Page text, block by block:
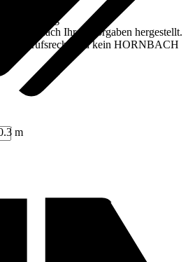
wird nach Ihren Vorgaben hergestellt.
Widerrufsrecht und kein HORNBACH
m